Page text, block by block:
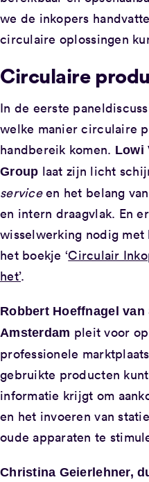
we de inkopers
circulaire oplossingen
Circulaire
In de eerste
welke manier circulaire
handbereik komen. Lowi
Group laat zijn licht
serviceen het belang
en intern draagvlak. En
wisselwerking nodig met
het boekje ‘Circulair
het’.
Robbert Hoeffnagel
Amsterdam pleit voor
professionele
gebruikte producten
informatie krijgt om
en het invoeren van
oude apparaten te
Christina Geierlehner,